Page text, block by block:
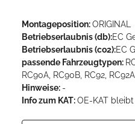
Montageposition:ORIGINAL
Betriebserlaubnis (db):EC
Betriebserlaubnis (co2):EC
passende Fahrzeugtypen:
RC90A, RC90B, RC92,
Hinweise: -
Info zum KAT:OE-KAT